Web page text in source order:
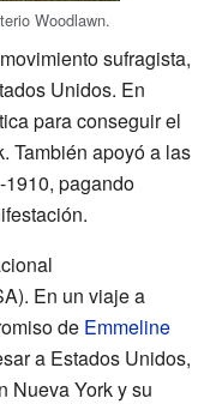
Woodlawn.
sufragista,
Unidos. En
para conseguir el
También apoyó a las
pagando
En un viaje a
de Emmeline
a Estados Unidos,
Nueva York y su